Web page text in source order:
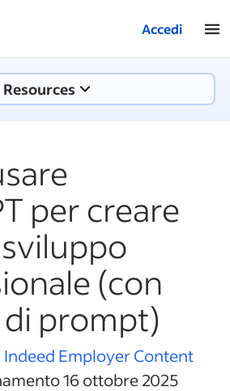
Accedi
Resources
per creare
(con
prompt)
Indeed Employer Content
16 ottobre 2025